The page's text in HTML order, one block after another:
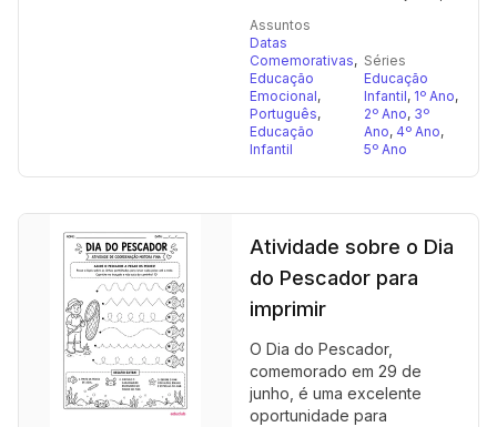
Assuntos
Datas
Comemorativas,
Educação
Emocional,
Português,
Educação
Infantil
Séries
Educação
Infantil, 1º Ano,
2º Ano, 3º
Ano, 4º Ano,
5º Ano
Atividade sobre o Dia
do Pescador para
imprimir
O Dia do Pescador,
comemorado em 29 de
junho, é uma excelente
oportunidade para